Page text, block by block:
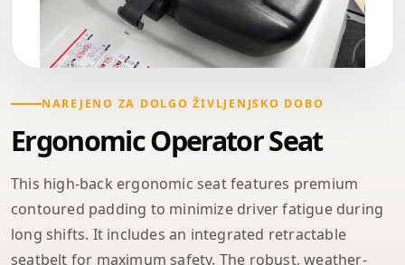
NAREJENO ZA DOLGO ŽIVLJENJSKO DOBO
Ergonomic Operator Seat
This high-back ergonomic seat features premium
contoured padding to minimize driver fatigue during
long shifts. It includes an integrated retractable
seatbelt for maximum safety. The robust, weather-